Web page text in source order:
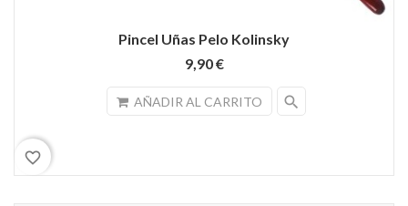
Pincel Uñas Pelo Kolinsky
9,90 €
AÑADIR AL CARRITO search
favorite_border